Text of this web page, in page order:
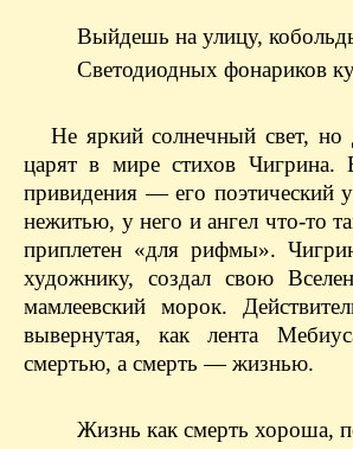
Выйдешь на улицу,
Светодиодных фонариков
Не яркий солнечный свет,
царят в мире стихов Чигрина.
привидения — его поэтический
нежитью, у него и ангел что-то
приплетен «для рифмы».
художнику, создал свою
мамлеевский морок.
вывернутая, как лента
смертью, а смерть — жизнью.
Жизнь как смерть хороша,